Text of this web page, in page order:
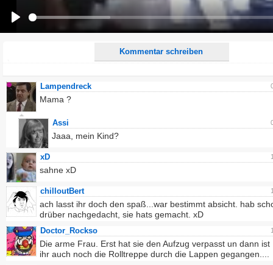
Kommentar schreiben
Ich möchte eine E-Mail, wenn zu meinem Kommentar Antworten erscheinen.
Ich möchte eine E-Mail, wenn auf dieser Seite weitere Kommentare erscheinen.
Lampendreck
Mama ?
Assi
Jaaa, mein Kind?
xD
sahne xD
chilloutBert
ach lasst ihr doch den spaß...war bestimmt absicht. hab
drüber nachgedacht, sie hats gemacht. xD
Doctor_Rockso
Die arme Frau. Erst hat sie den Aufzug verpasst un dann ist
ihr auch noch die Rolltreppe durch die Lappen gegangen....